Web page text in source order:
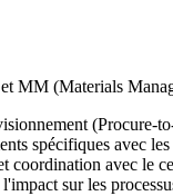
MM (Materials
(Procure-
spécifiques avec
avec le
sur les